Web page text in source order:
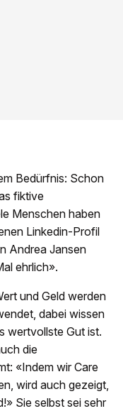
Bedürfnis: Schon
fiktive
Menschen haben
Linkedin-Profil
Andrea Jansen
ehrlich».
und Geld werden
dabei wissen
wertvollste Gut ist.
die
«Indem wir Care
wird auch gezeigt,
Sie selbst sei sehr